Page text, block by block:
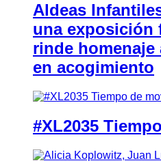
Aldeas
una exposición
rinde homenaje
en acogimiento
#XL2035